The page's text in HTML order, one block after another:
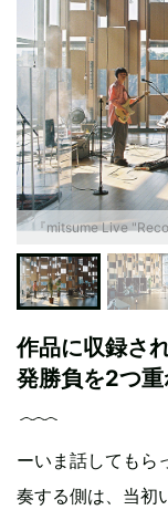
『mitsume Live
作品に収録さ
発勝負を2つ
ーいま話してもら
奏する側は、当初